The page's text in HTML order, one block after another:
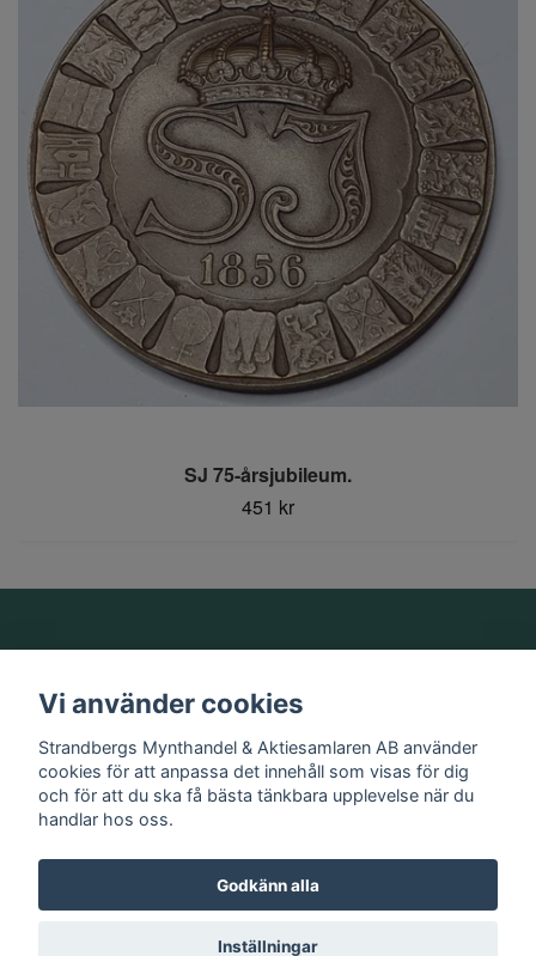
SJ 75-årsjubileum.
451 kr
Information
Sociala medier
© 2026 Strandbergs Mynthandel & Aktiesamlaren AB
Vi använder cookies
Strandbergs Mynthandel & Aktiesamlaren AB använder
cookies för att anpassa det innehåll som visas för dig
och för att du ska få bästa tänkbara upplevelse när du
handlar hos oss.
Godkänn alla
Inställningar